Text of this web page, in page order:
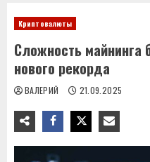
Криптовалюты
Сложность майнинга
нового рекорда
ВАЛЕРИЙ 21.09.2025